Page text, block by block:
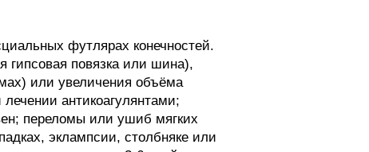
футлярах конечностей.
гипсовая повязка или шина),
или увеличения объёма
антикоагулянтами;
переломы или ушиб мягких
эклампсии, столбняке или